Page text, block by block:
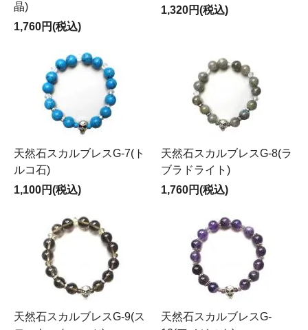
晶)
1,760円(税込)
1,320円(税込)
天然石スカルブレスG-7(ト
ルコ石)
1,100円(税込)
天然石スカルブレスG-8(ラ
ブラドライト)
1,760円(税込)
天然石スカルブレスG-9(ス
天然石スカルブレスG-